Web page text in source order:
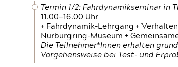
Termin 1/2: Fahrdynamikseminar in
11.00—16.00 Uhr
+ Fahrdynamik-Lehrgang +
Nürburgring-Museum +
Die Teilnehmer*Innen erhalten
Vorgehensweise bei Test- und